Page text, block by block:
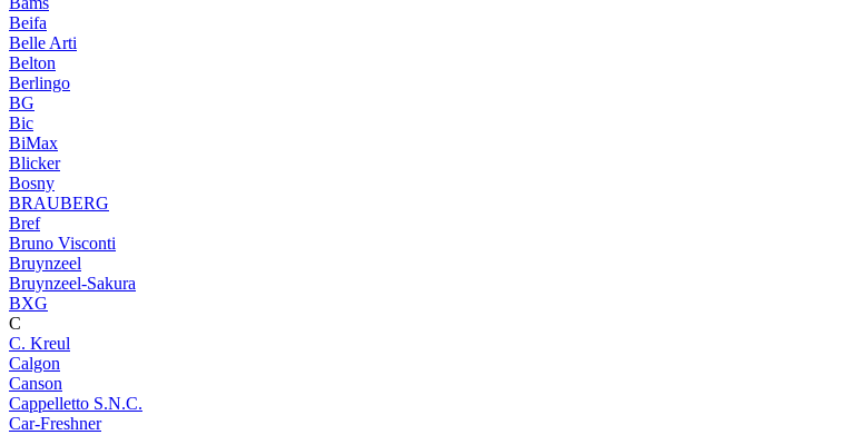
Beifa
Belle Arti
Belton
Berlingo
BG
Bic
BiMax
Blicker
Bosny
BRAUBERG
Bref
Bruno Visconti
Bruynzeel
Bruynzeel-Sakura
BXG
C
C. Kreul
Calgon
Canson
Cappelletto S.N.C.
Car-Freshner